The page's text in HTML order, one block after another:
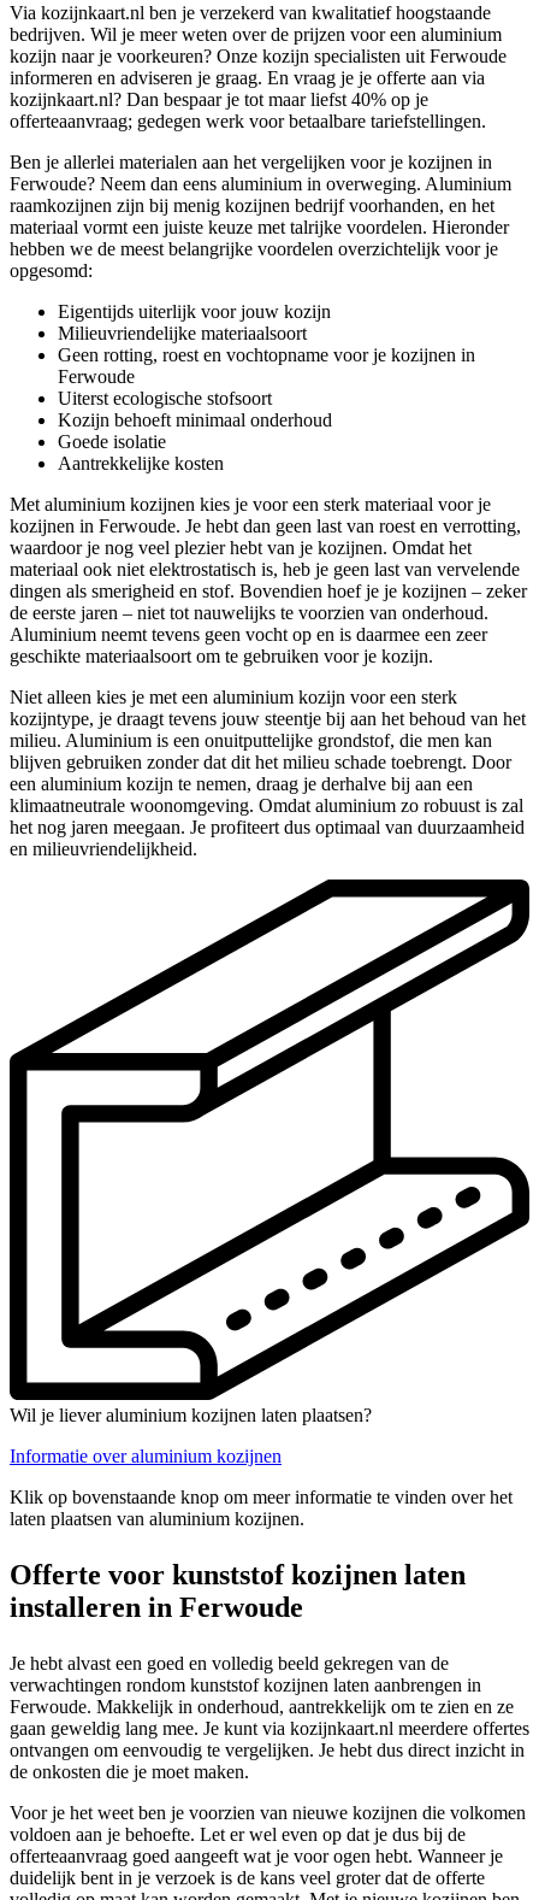
Via kozijnkaart.nl ben je verzekerd van kwalitatief hoogstaande
bedrijven. Wil je meer weten over de prijzen voor een aluminium
kozijn naar je voorkeuren? Onze kozijn specialisten uit Ferwoude
informeren en adviseren je graag. En vraag je je offerte aan via
kozijnkaart.nl? Dan bespaar je tot maar liefst 40% op je
offerteaanvraag; gedegen werk voor betaalbare tariefstellingen.
Ben je allerlei materialen aan het vergelijken voor je kozijnen in
Ferwoude? Neem dan eens aluminium in overweging. Aluminium
raamkozijnen zijn bij menig kozijnen bedrijf voorhanden, en het
materiaal vormt een juiste keuze met talrijke voordelen. Hieronder
hebben we de meest belangrijke voordelen overzichtelijk voor je
opgesomd:
Eigentijds uiterlijk voor jouw kozijn
Milieuvriendelijke materiaalsoort
Geen rotting, roest en vochtopname voor je kozijnen in
Ferwoude
Uiterst ecologische stofsoort
Kozijn behoeft minimaal onderhoud
Goede isolatie
Aantrekkelijke kosten
Met aluminium kozijnen kies je voor een sterk materiaal voor je
kozijnen in Ferwoude. Je hebt dan geen last van roest en verrotting,
waardoor je nog veel plezier hebt van je kozijnen. Omdat het
materiaal ook niet elektrostatisch is, heb je geen last van vervelende
dingen als smerigheid en stof. Bovendien hoef je je kozijnen – zeker
de eerste jaren – niet tot nauwelijks te voorzien van onderhoud.
Aluminium neemt tevens geen vocht op en is daarmee een zeer
geschikte materiaalsoort om te gebruiken voor je kozijn.
Niet alleen kies je met een aluminium kozijn voor een sterk
kozijntype, je draagt tevens jouw steentje bij aan het behoud van het
milieu. Aluminium is een onuitputtelijke grondstof, die men kan
blijven gebruiken zonder dat dit het milieu schade toebrengt. Door
een aluminium kozijn te nemen, draag je derhalve bij aan een
klimaatneutrale woonomgeving. Omdat aluminium zo robuust is zal
het nog jaren meegaan. Je profiteert dus optimaal van duurzaamheid
en milieuvriendelijkheid.
Wil je liever aluminium kozijnen laten plaatsen?
Informatie over aluminium kozijnen
Klik op bovenstaande knop om meer informatie te vinden over het
laten plaatsen van aluminium kozijnen.
Offerte voor kunststof kozijnen laten
installeren in Ferwoude
Je hebt alvast een goed en volledig beeld gekregen van de
verwachtingen rondom kunststof kozijnen laten aanbrengen in
Ferwoude. Makkelijk in onderhoud, aantrekkelijk om te zien en ze
gaan geweldig lang mee. Je kunt via kozijnkaart.nl meerdere offertes
ontvangen om eenvoudig te vergelijken. Je hebt dus direct inzicht in
de onkosten die je moet maken.
Voor je het weet ben je voorzien van nieuwe kozijnen die volkomen
voldoen aan je behoefte. Let er wel even op dat je dus bij de
offerteaanvraag goed aangeeft wat je voor ogen hebt. Wanneer je
duidelijk bent in je verzoek is de kans veel groter dat de offerte